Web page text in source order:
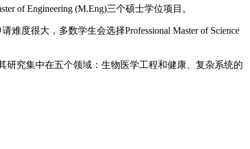
of Engineering (M.Eng)三个硕士学位项目。
度很大，多数学生会选择Professional Master of Science
究集中在五个领域：生物医学工程和健康、复杂系统的